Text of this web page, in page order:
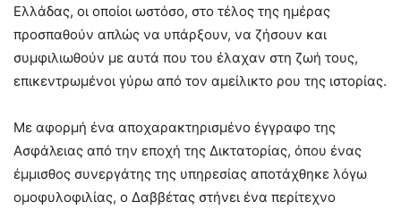
Ελλάδας, οι οποίοι ωστόσο, στο τέλος της ημέρας
προσπαθούν απλώς να υπάρξουν, να ζήσουν και
συμφιλιωθούν με αυτά που του έλαχαν στη ζωή τους,
επικεντρωμένοι γύρω από τον αμείλικτο ρου της ιστορίας.
Με αφορμή ένα αποχαρακτηρισμένο έγγραφο της
Ασφάλειας από την εποχή της Δικτατορίας, όπου ένας
έμμισθος συνεργάτης της υπηρεσίας αποτάχθηκε λόγω
ομοφυλοφιλίας, ο Δαββέτας στήνει ένα περίτεχνο